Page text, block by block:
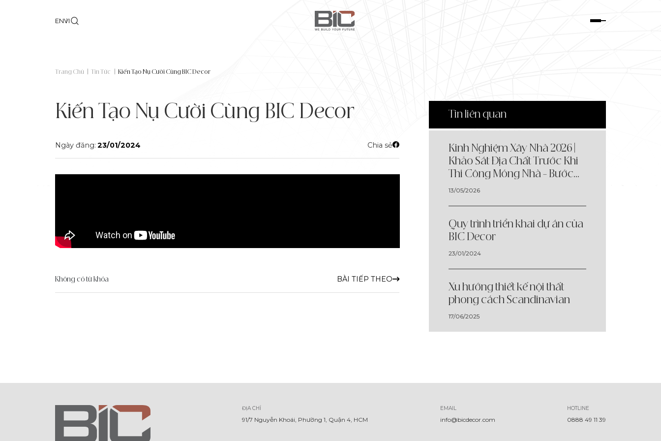
ENVI
Trang Chủ Tin Tức Kiến Tạo Nụ Cười Cùng BIC Decor
Kiến Tạo Nụ Cười Cùng BIC Decor
Ngày đăng: 23/01/2024 Chia sẻ
Không có từ khóa BÀI TIẾP THEO
Tin liên quan
Kinh Nghiệm Xây Nhà 2026 |
Khảo Sát Địa Chất Trước Khi
Thi Công Móng Nhà – Bước
Quan Trọng Quyết Định Độ
13/05/2026
Quy trình triển khai dự án của
BIC Decor
23/01/2024
Xu hướng thiết kế nội thất
phong cách Scandinavian
17/06/2025
ĐỊA CHỈ
91/7 Nguyễn Khoái, Phường 1, Quận 4, HCM
EMAIL
info@bicdecor.com
HOTLINE
0888 49 11 39